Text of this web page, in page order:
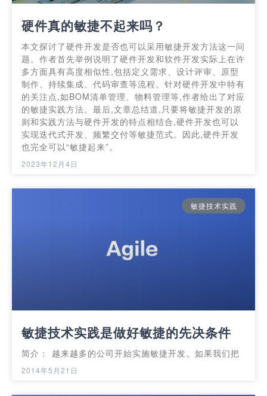
硬件真的敏捷不起来吗？
本文探讨了硬件开发是否也可以采用敏捷开发方法这一问
题。作者首先举例说明了硬件开发和软件开发实际上在许
多方面具有高度相似性,包括定义需求、设计评审、原型
制作、持续集成、代码审查等流程。针对硬件开发中特有
的关注点,如BOM清单管理、物料管理等,作者给出了对应
的敏捷实践方法。最后,文章总结道,只要将敏捷开发的原
则和实践方法与硬件开发的特点相结合,硬件开发也可以
实现迭代式开发、频繁交付等敏捷范式。因此,硬件开发
也完全可以“敏捷起来”。
2023年12月4日
敏捷技术实践
敏捷技术实践是做好敏捷的先决条件
简介： 越来越多的公司开始实施敏捷开发。如果我们把
2014年5月21日